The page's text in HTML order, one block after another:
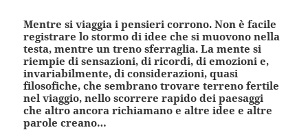
Mentre si viaggia i pensieri corrono. Non è facile
registrare lo stormo di idee che si muovono nella
testa, mentre un treno sferraglia. La mente si
riempie di sensazioni, di ricordi, di emozioni e,
invariabilmente, di considerazioni, quasi
filosofiche, che sembrano trovare terreno fertile
nel viaggio, nello scorrere rapido dei paesaggi
che altro ancora richiamano e altre idee e altre
parole creano…